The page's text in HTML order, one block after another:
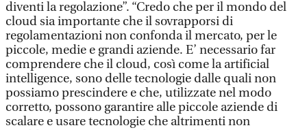
diventi la regolazione”. “Credo che per il mondo del
cloud sia importante che il sovrapporsi di
regolamentazioni non confonda il mercato, per le
piccole, medie e grandi aziende. E’ necessario far
comprendere che il cloud, così come la artificial
intelligence, sono delle tecnologie dalle quali non
possiamo prescindere e che, utilizzate nel modo
corretto, possono garantire alle piccole aziende di
scalare e usare tecnologie che altrimenti non